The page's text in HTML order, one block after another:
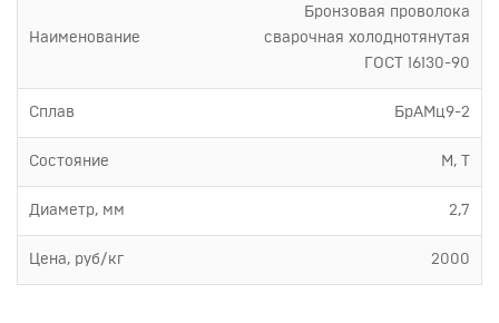
Наименование
Бронзовая проволока
сварочная холоднотянутая
ГОСТ 16130-90
Сплав БрАМц9-2
Состояние М, Т
Диаметр, мм 2,7
Цена, руб/кг 2000